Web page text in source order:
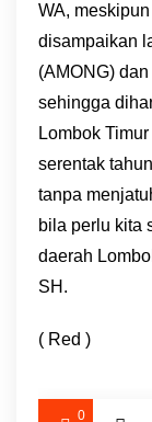
WA,
disampaikan
(AMONG)
sehingga
Lombok
serentak
tanpa
bila perlu kita
daerah
SH.
( Red )
0